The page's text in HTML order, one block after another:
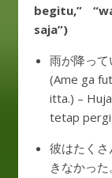
begitu,”
saja”)
雨が降って
(Ame ga
itta.) –
tetap pergi
彼はたく
きなかっ